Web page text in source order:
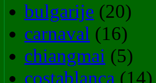
bulgarije (20)
carnaval (16)
chiangmai (5)
costablanca (14)